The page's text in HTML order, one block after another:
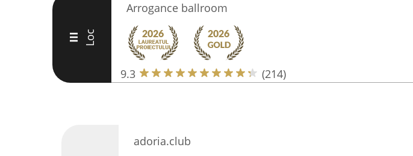
III Loc
Arrogance ballroom
9.3 (214)
adoria.club